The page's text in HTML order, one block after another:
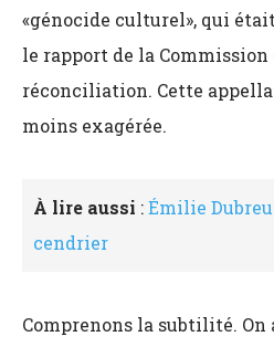
«génocide culturel», qui
le rapport de la
réconciliation. Cette
moins exagérée.
À lire aussi :Émilie
cendrier
Comprenons la subtilité.